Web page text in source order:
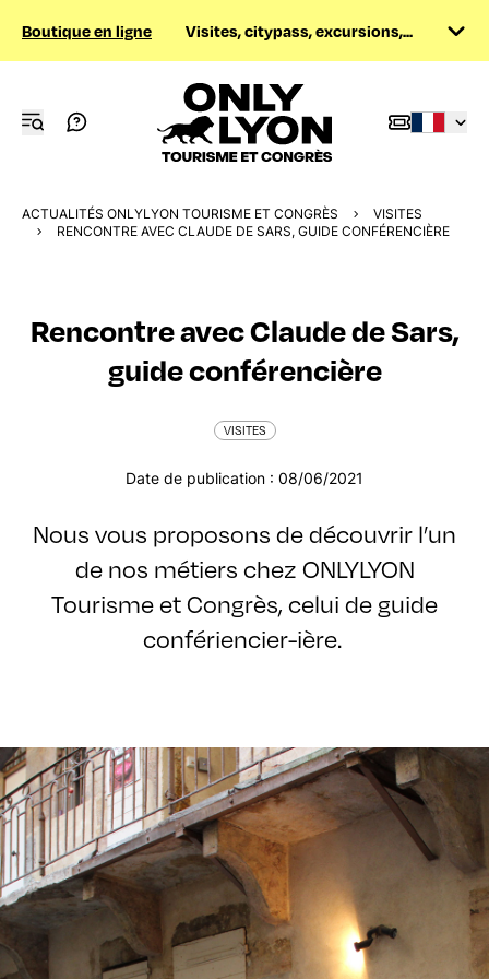
Boutique en ligne Visites, citypass, excursions,...
ACTUALITÉS ONLYLYON TOURISME ET CONGRÈS
VISITES
RENCONTRE AVEC CLAUDE DE SARS, GUIDE CONFÉRENCIÈRE
Rencontre avec Claude de Sars,
guide conférencière
VISITES
Date de publication : 08/06/2021
Nous vous proposons de découvrir l’un
de nos métiers chez ONLYLYON
Tourisme et Congrès, celui de guide
confériencier-ière.